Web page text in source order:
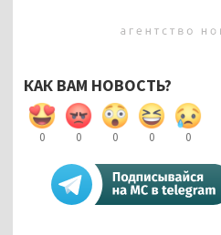
КАК ВАМ НОВОСТЬ?
0 0 0 0 0